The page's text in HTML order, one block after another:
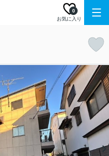
お気に入り
0